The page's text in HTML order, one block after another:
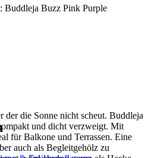
Buddleja Buzz Pink Purple
der die Sonne nicht scheut. Buddleja
und dicht verzweigt. Mit
für Balkone und Terrassen. Eine
auch als Begleitgehölz zu